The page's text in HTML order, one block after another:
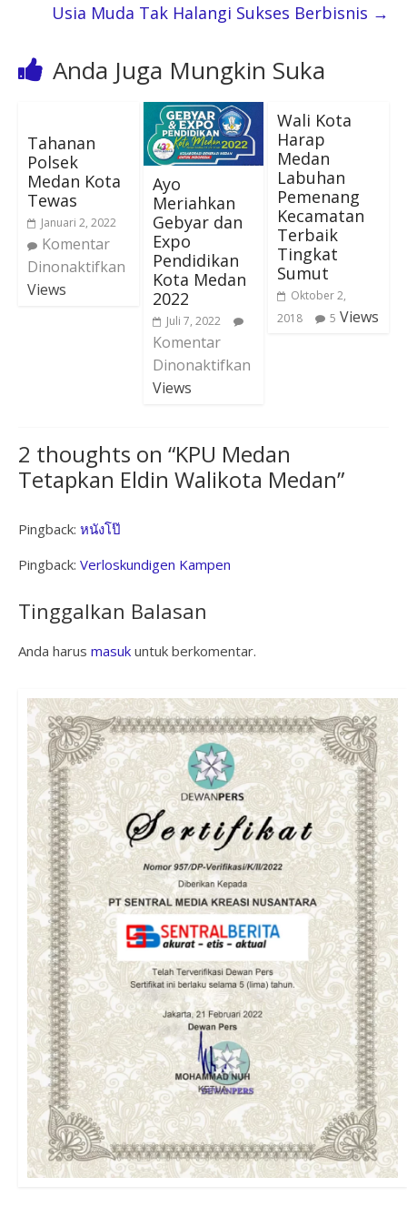
Usia Muda Tak Halangi Sukses Berbisnis →
Anda Juga Mungkin Suka
Tahanan
Polsek
Medan Kota
Tewas
Januari 2, 2022
Komentar
Dinonaktifkan
Views
Ayo
Meriahkan
Gebyar dan
Expo
Pendidikan
Kota Medan
2022
Juli 7, 2022
Komentar
Dinonaktifkan
Views
Wali Kota
Harap
Medan
Labuhan
Pemenang
Kecamatan
Terbaik
Tingkat
Sumut
Oktober 2,
2018
5 Views
2 thoughts on “KPU Medan
Tetapkan Eldin Walikota Medan”
Pingback: หนังโป๊
Pingback: Verloskundigen Kampen
Tinggalkan Balasan
Anda harus masukuntuk berkomentar.